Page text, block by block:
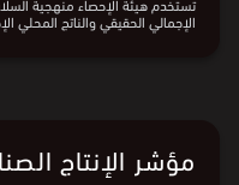
تستخدم هيئة الإحصاء منهجية
الإجمالي الحقيقي والناتج المحلي
مؤشر الإنتاج